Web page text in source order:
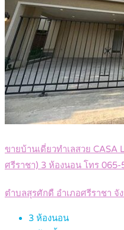
ขายบ้านเดี่ยวทำเลสวย CASA
ศรีราชา) 3 ห้องนอน โทร
ตำบลสุรศักดื อำเภอศรีราชา จั
3 ห้องนอน